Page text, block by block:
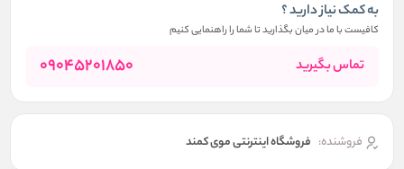
به کمک نیاز دارید ؟
کافیست با ما در میان بگذارید تا شما را راهنمایی کنیم
تماس بگیرید 09045201850
فروشنده: فروشگاه اینترنتی موی کمند